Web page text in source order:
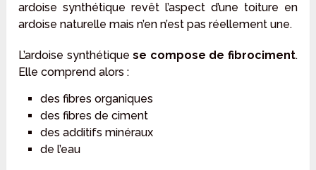
ardoise synthétique revêt l’aspect d’une toiture en
ardoise naturelle mais n’en n’est pas réellement une.
L’ardoise synthétiquese compose de fibrociment.
Elle comprend alors :
des fibres organiques
des fibres de ciment
des additifs minéraux
de l’eau